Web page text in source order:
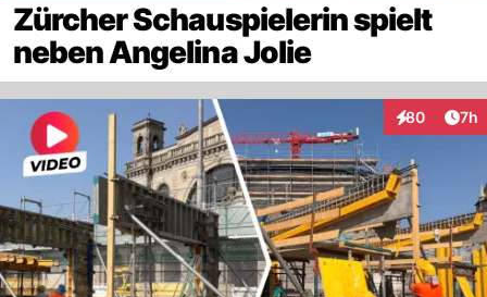
Zürcher Schauspielerin spielt
neben Angelina Jolie
80
Interaktionen
7h